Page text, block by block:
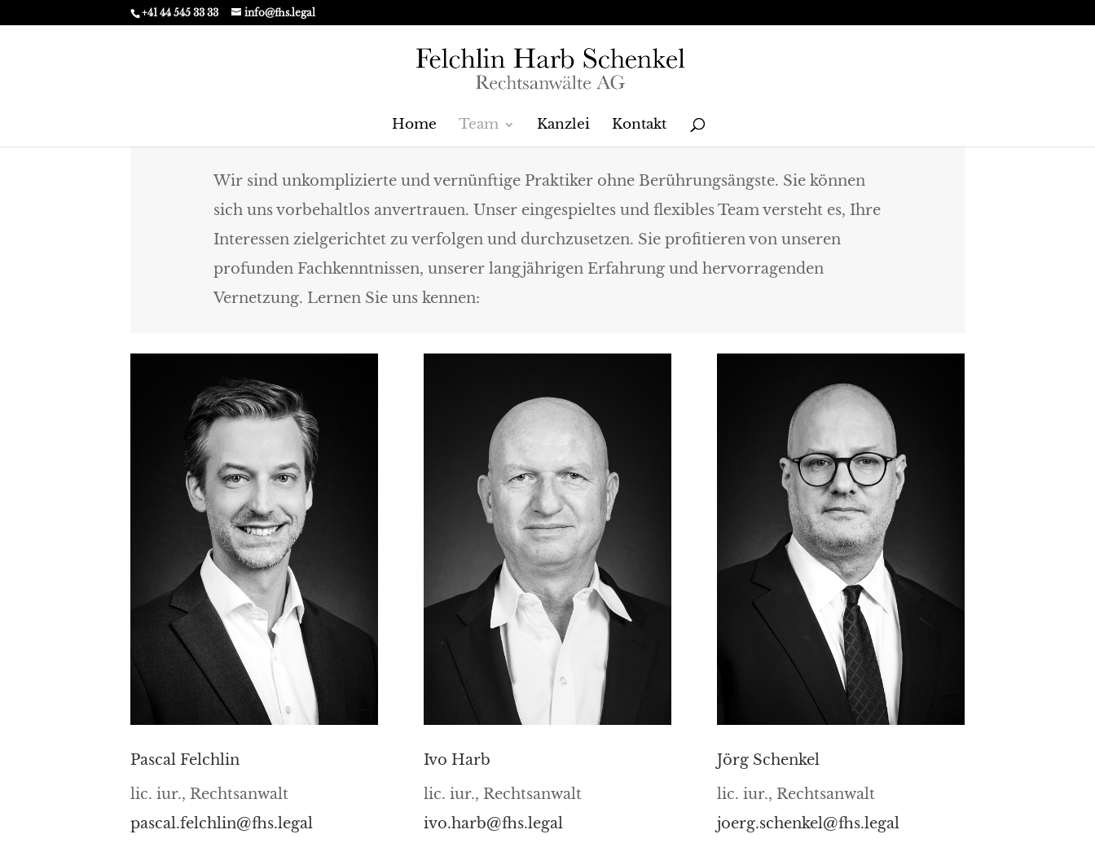
+41 44 545 33 33 info@fhs.legal
Home Team Kanzlei Kontakt
Wir sind unkomplizierte und vernünftige Praktiker ohne Berührungsängste. Sie können
sich uns vorbehaltlos anvertrauen. Unser eingespieltes und flexibles Team versteht es, Ihre
Interessen zielgerichtet zu verfolgen und durchzusetzen. Sie profitieren von unseren
profunden Fachkenntnissen, unserer langjährigen Erfahrung und hervorragenden
Vernetzung. Lernen Sie uns kennen:
Pascal Felchlin
lic. iur., Rechtsanwalt
pascal.felchlin@fhs.legal
Ivo Harb
lic. iur., Rechtsanwalt
ivo.harb@fhs.legal
Jörg Schenkel
lic. iur., Rechtsanwalt
joerg.schenkel@fhs.legal